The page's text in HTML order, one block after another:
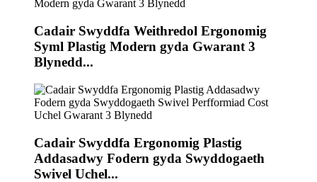
Cadair Swyddfa Weithredol Ergonomig
Syml Plastig Modern gyda Gwarant 3
Blynedd...
Cadair Swyddfa Ergonomig Plastig
Addasadwy Fodern gyda Swyddogaeth
Swivel Uchel...